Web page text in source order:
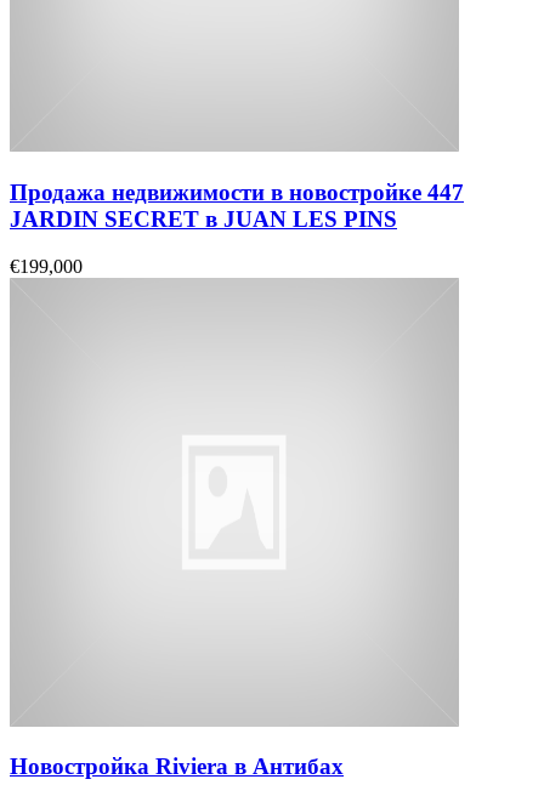
Продажа недвижимости в новостройке 447
JARDIN SECRET в JUAN LES PINS
€199,000
Новостройка Riviera в Антибах